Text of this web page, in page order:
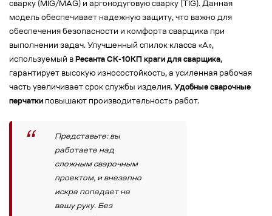
сварку (MIG/MAG) и аргонодуговую сварку (TIG). Данная
модель обеспечивает надежную защиту, что важно для
обеспечения безопасности и комфорта сварщика при
выполнении задач. Улучшенный спилок класса «А»,
используемый в Ресанта СК-10КП краги для сварщика,
гарантирует высокую износостойкость, а усиленная рабочая
часть увеличивает срок службы изделия. Удобные сварочные
перчатки повышают производительность работ.
Представьте: вы
работаете над
сложным сварочным
проектом, и внезапно
искра попадает на
вашу руку. Без